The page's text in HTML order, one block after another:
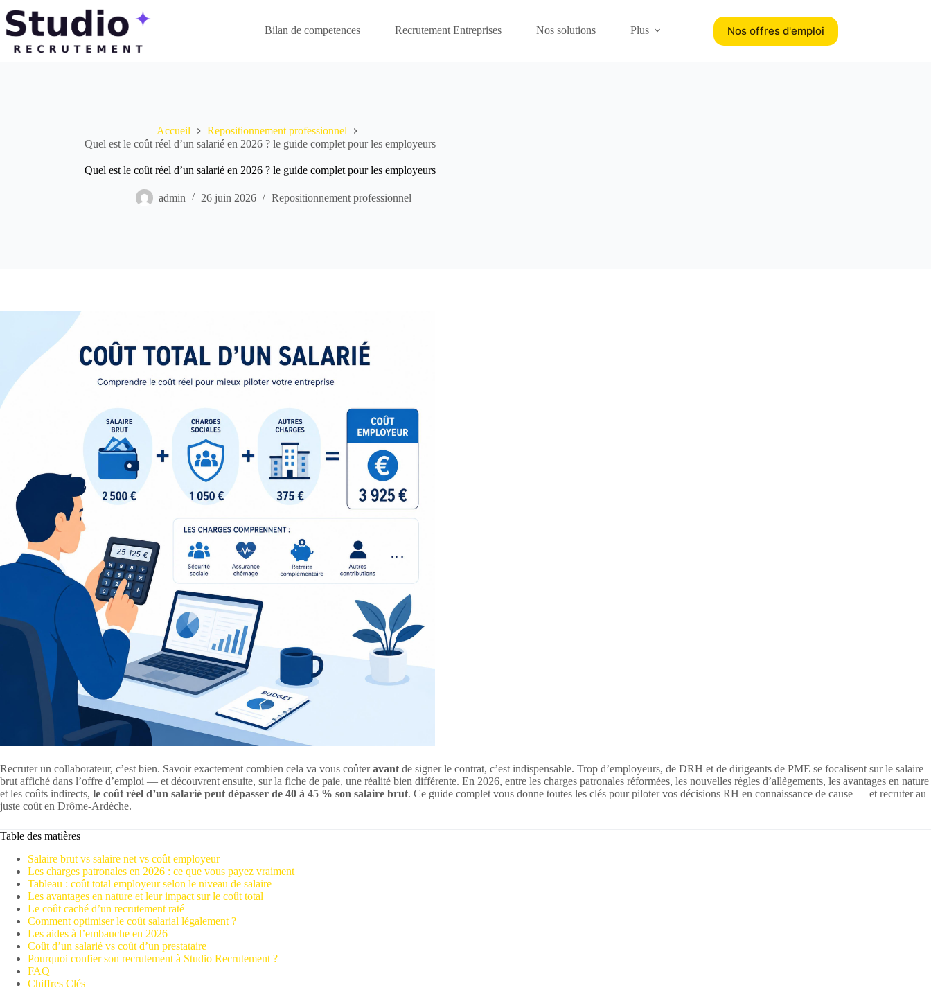
au
contenu
Bilan de competences Recrutement Entreprises Nos solutions Plus Nos offres d'emploi
Accueil
Repositionnement professionnel
Quel est le coût réel d’un salarié en 2026 ? le guide complet pour les employeurs
Quel est le coût réel d’un salarié en 2026 ? le guide complet pour les employeurs
admin 26 juin 2026 Repositionnement professionnel
Recruter un collaborateur, c’est bien. Savoir exactement combien cela va vous coûteravant de signer le contrat, c’est indispensable. Trop d’employeurs, de DRH et de dirigeants de PME se focalisent sur le salaire
brut affiché dans l’offre d’emploi — et découvrent ensuite, sur la fiche de paie, une réalité bien différente. En 2026, entre les charges patronales réformées, les nouvelles règles d’allègements, les avantages en nature
et les coûts indirects, le coût réel d’un salarié peut dépasser de 40 à 45 % son salaire brut. Ce guide complet vous donne toutes les clés pour piloter vos décisions RH en connaissance de cause — et recruter au
juste coût en Drôme-Ardèche.
Table des matières
Salaire brut vs salaire net vs coût employeur
Les charges patronales en 2026 : ce que vous payez vraiment
Tableau : coût total employeur selon le niveau de salaire
Les avantages en nature et leur impact sur le coût total
Le coût caché d’un recrutement raté
Comment optimiser le coût salarial légalement ?
Les aides à l’embauche en 2026
Coût d’un salarié vs coût d’un prestataire
Pourquoi confier son recrutement à Studio Recrutement ?
FAQ
Chiffres Clés